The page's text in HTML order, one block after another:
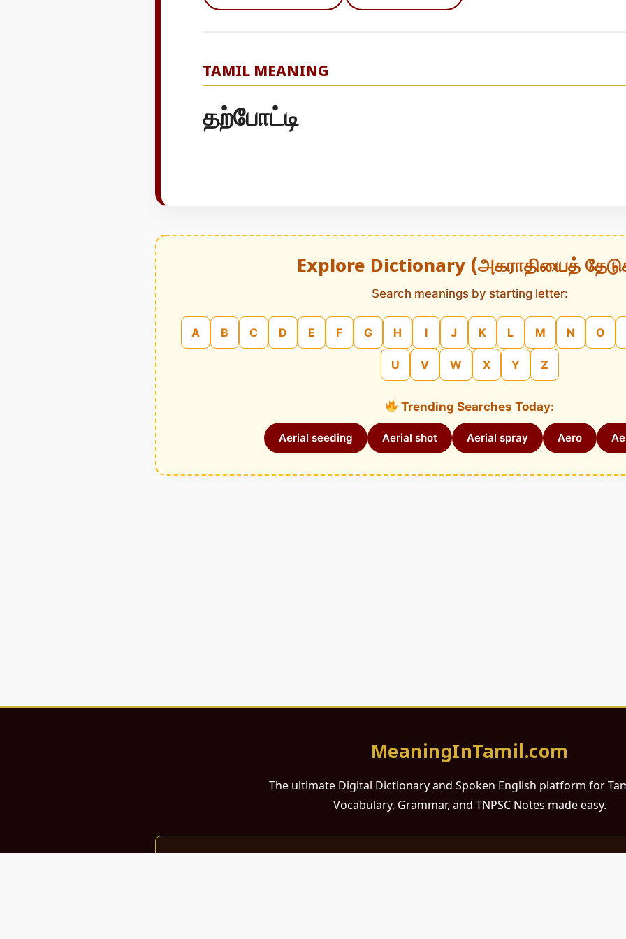
TAMIL MEANING
தற்போட்டி
Explore Dictionary (அகராதியைத்
Search meanings by starting letter:
A B C D E F G H I J K L M N O
U V W X Y Z
Trending Searches Today:
Aerial seeding Aerial shot Aerial spray Aero
MeaningInTamil.com
The ultimate Digital Dictionary and Spoken English platform for
Vocabulary, Grammar, and TNPSC Notes made easy.